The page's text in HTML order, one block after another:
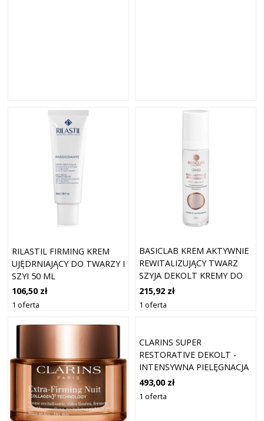
RILASTIL FIRMING KREM
UJĘDRNIAJĄCY DO TWARZY I
SZYI 50 ML
106,50 zł
1 oferta
BASICLAB KREM AKTYWNIE
REWITALIZUJĄCY TWARZ
SZYJA DEKOLT KREMY DO
SZYI I DEKOLTU 50 ML
215,92 zł
1 oferta
CLARINS SUPER
RESTORATIVE DEKOLT -
INTENSYWNA PIELĘGNACJA
SZYI I DEKOLTU - 75 ML
493,00 zł
1 oferta